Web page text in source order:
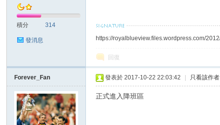
積分 314
發消息 https://royalblueview.files.wordpress.com/
回復
Forever_Fan 發表於 2017-10-22 22:03:42 只看該作者
正式進入降班區